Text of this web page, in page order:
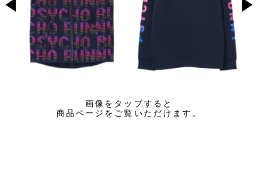
画像をタップすると
商品ページをご覧いただけます。